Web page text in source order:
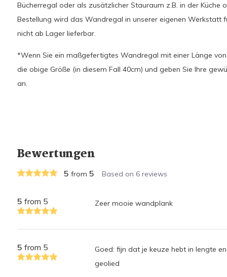
Bücherregal oder als zusätzlicher Stauraum z.B. in der Küche
Bestellung wird das Wandregal in unserer eigenen Werkstatt
nicht ab Lager lieferbar.
*Wenn Sie ein maßgefertigtes Wandregal mit einer Länge von
die obige Größe (in diesem Fall 40cm) und geben Sie Ihre
an.
Bewertungen
5 from 5 Based on 6 reviews
5 from 5 Zeer mooie wandplank
5 from 5
Goed: fijn dat je keuze hebt in lengte
geolied